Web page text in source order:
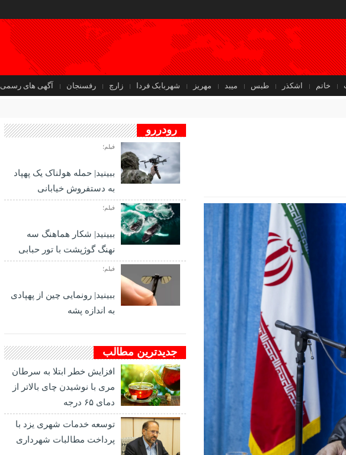
خاتم اشکذر طبس میبد مهریز شهربابک فردا زارچ رفسنجان آگهی های رسمی
رودررو
فیلم؛
ببینید| حمله هولناک یک پهپاد
به دستفروش خیابانی
فیلم؛
ببینید| شکار هماهنگ سه
نهنگ گوژپشت با تور حبابی
فیلم؛
ببینید| رونمایی چین از پهپادی
به اندازه پشه
جدیدترین مطالب
افزایش خطر ابتلا به سرطان
مری با نوشیدن چای بالاتر از
دمای ۶۵ درجه
توسعه خدمات شهری یزد با
پرداخت مطالبات شهرداری